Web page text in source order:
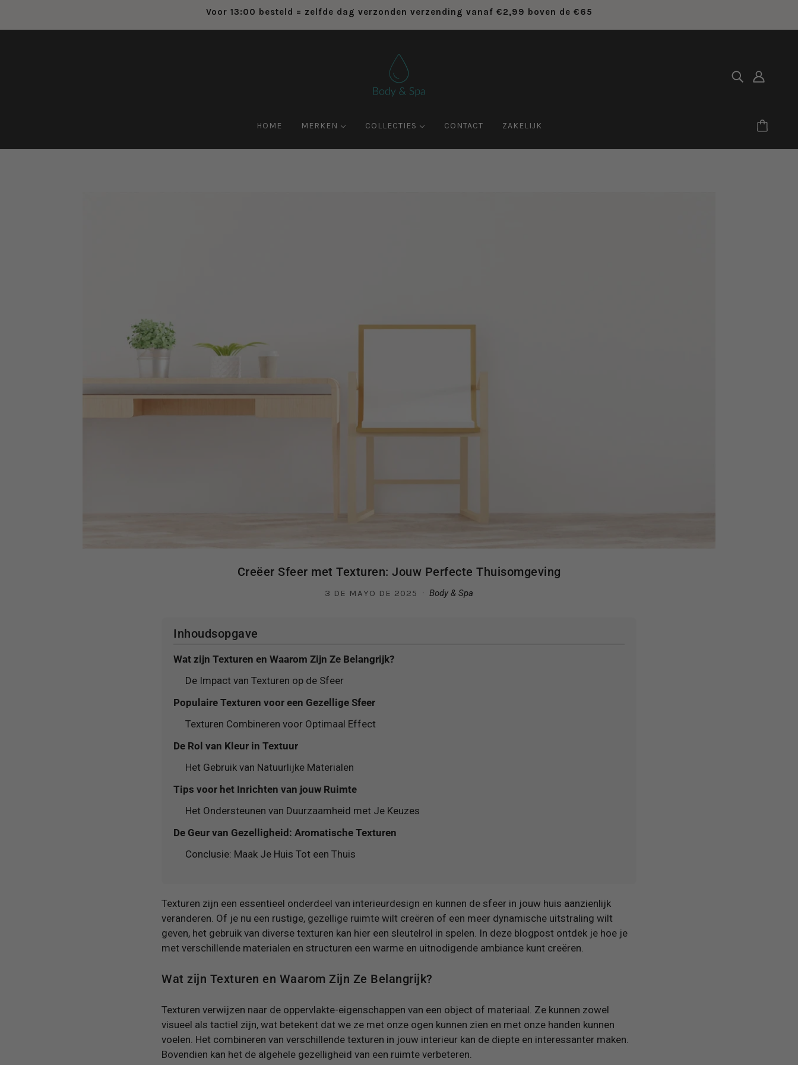
Voor 13:00 besteld = zelfde dag verzonden verzending vanaf €2,99 boven de €65
HOME MERKEN COLLECTIES CONTACT ZAKELIJK
Creëer Sfeer met Texturen: Jouw Perfecte Thuisomgeving
3 DE MAYO DE 2025 · Body & Spa
Inhoudsopgave
Wat zijn Texturen en Waarom Zijn Ze Belangrijk?
De Impact van Texturen op de Sfeer
Populaire Texturen voor een Gezellige Sfeer
Texturen Combineren voor Optimaal Effect
De Rol van Kleur in Textuur
Het Gebruik van Natuurlijke Materialen
Tips voor het Inrichten van jouw Ruimte
Het Ondersteunen van Duurzaamheid met Je Keuzes
De Geur van Gezelligheid: Aromatische Texturen
Conclusie: Maak Je Huis Tot een Thuis
Texturen zijn een essentieel onderdeel van interieurdesign en kunnen de sfeer in jouw huis aanzienlijk
veranderen. Of je nu een rustige, gezellige ruimte wilt creëren of een meer dynamische uitstraling wilt
geven, het gebruik van diverse texturen kan hier een sleutelrol in spelen. In deze blogpost ontdek je hoe je
met verschillende materialen en structuren een warme en uitnodigende ambiance kunt creëren.
Wat zijn Texturen en Waarom Zijn Ze Belangrijk?
Texturen verwijzen naar de oppervlakte-eigenschappen van een object of materiaal. Ze kunnen zowel
visueel als tactiel zijn, wat betekent dat we ze met onze ogen kunnen zien en met onze handen kunnen
voelen. Het combineren van verschillende texturen in jouw interieur kan de diepte en interessanter maken.
Bovendien kan het de algehele gezelligheid van een ruimte verbeteren.